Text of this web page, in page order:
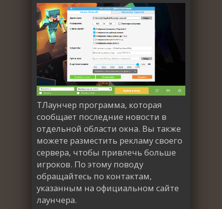
ТЛаунчер программа, которая
сообщает последние новости в
отдельной области окна. Вы также
можете разместить рекламу своего
сервера, чтобы привлечь больше
игроков. По этому поводу
обращайтесь по контактам,
указанным на официальном сайте
лаунчера.